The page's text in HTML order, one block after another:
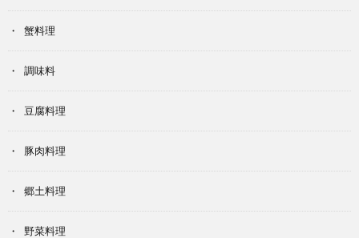
蟹料理
調味料
豆腐料理
豚肉料理
郷土料理
野菜料理